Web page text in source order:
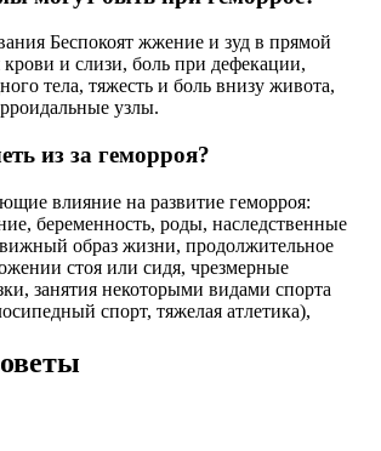
Беспокоят жжение и зуд в прямой
и слизи, боль при дефекации,
тела, тяжесть и боль внизу живота,
узлы.
из за геморроя?
влияние на развитие геморроя:
беременность, роды, наследственные
образ жизни, продолжительное
стоя или сидя, чрезмерные
занятия некоторыми видами спорта
спорт, тяжелая атлетика),